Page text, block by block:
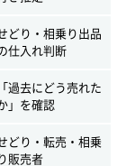
どり・相乗り出品
仕入れ判断
「過去にどう売れた
」を確認
どり・転売・相乗
販売者